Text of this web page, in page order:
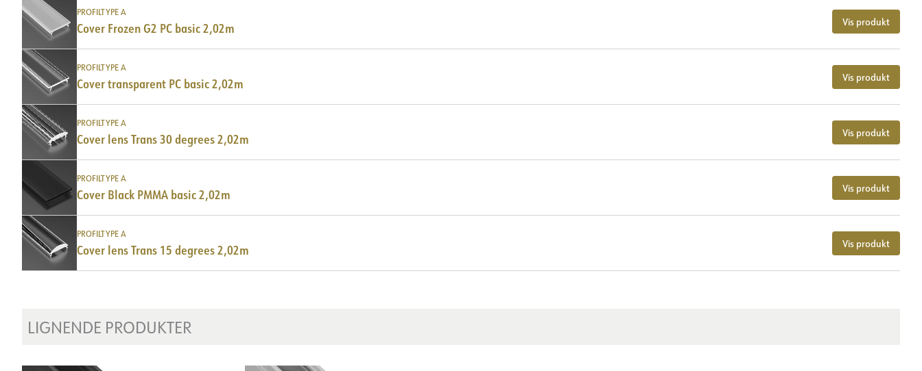
PROFILTYPE A
Cover Frozen G2 PC basic 2,02m Vis produkt
PROFILTYPE A
Cover transparent PC basic 2,02m Vis produkt
PROFILTYPE A
Cover lens Trans 30 degrees 2,02m Vis produkt
PROFILTYPE A
Cover Black PMMA basic 2,02m Vis produkt
PROFILTYPE A
Cover lens Trans 15 degrees 2,02m Vis produkt
LIGNENDE PRODUKTER